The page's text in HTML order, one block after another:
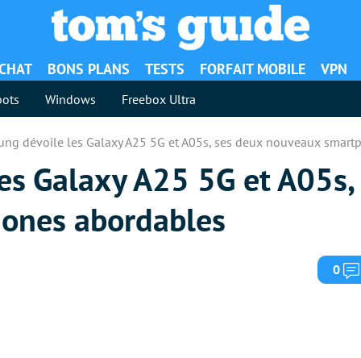
BONS PLANS TESTS FORFAIT MOBILE VPN
Windows Freebox Ultra
dévoile les Galaxy A25 5G et A05s, ses deux nouveaux
Galaxy A25 5G et
abordables
0